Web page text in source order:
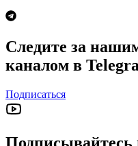
Следите за
каналом в
Подписаться